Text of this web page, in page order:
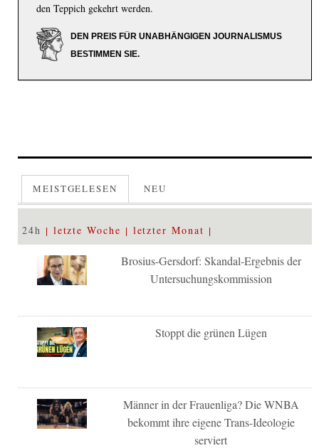
den Teppich gekehrt werden.
DEN PREIS FÜR UNABHÄNGIGEN JOURNALISMUS
BESTIMMEN SIE.
MEISTGELESEN NEU
24h letzte Woche letzter Monat
Brosius-Gersdorf: Skandal-Ergebnis der
Untersuchungskommission
Stoppt die grünen Lügen
Männer in der Frauenliga? Die WNBA
bekommt ihre eigene Trans-Ideologie
serviert